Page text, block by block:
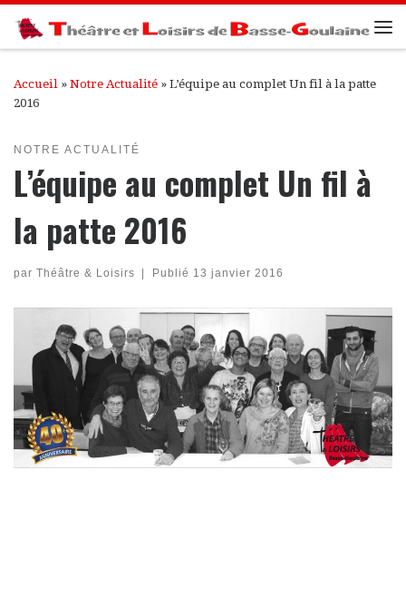
Passer au contenu
Accueil » Notre Actualité » L’équipe au complet Un fil à la patte
2016
NOTRE ACTUALITÉ
L’équipe au complet Un fil à
la patte 2016
par Théâtre & Loisirs | Publié 13 janvier 2016